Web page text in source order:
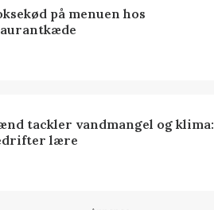
på menuen hos
tackler vandmangel og klima:
lære